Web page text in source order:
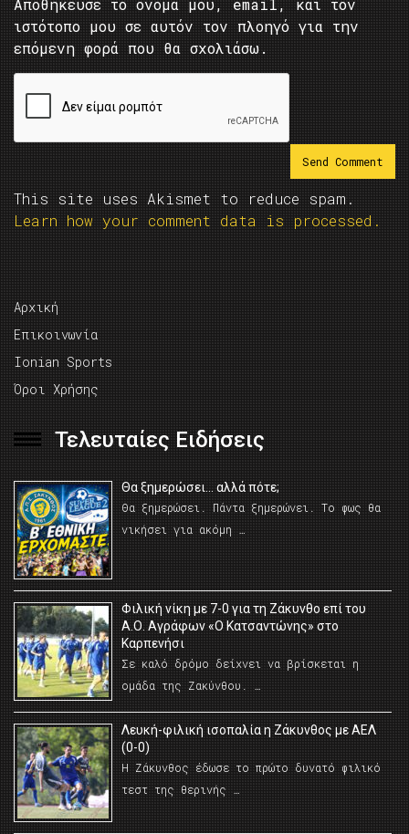
Αποθήκευσε το όνομά μου, email, και τον
ιστότοπο μου σε αυτόν τον πλοηγό για την
επόμενη φορά που θα σχολιάσω.
This site uses Akismet to reduce spam.
Learn how your comment data is processed.
Αρχική
Επικοινωνία
Ionian Sports
Όροι Χρήσης
Τελευταίες Ειδήσεις
Θα ξημερώσει… αλλά πότε;
Θα ξημερώσει. Πάντα ξημερώνει. Το φως θα
νικήσει για ακόμη …
Φιλική νίκη με 7-0 για τη Ζάκυνθο επί του
Α.Ο. Αγράφων «Ο Κατσαντώνης» στο
Καρπενήσι
Σε καλό δρόμο δείχνει να βρίσκεται η
ομάδα της Ζακύνθου. …
Λευκή-φιλική ισοπαλία η Ζάκυνθος με ΑΕΛ
(0-0)
Η Ζάκυνθος έδωσε το πρώτο δυνατό φιλικό
τεστ της θερινής …